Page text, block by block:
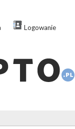
Logowanie